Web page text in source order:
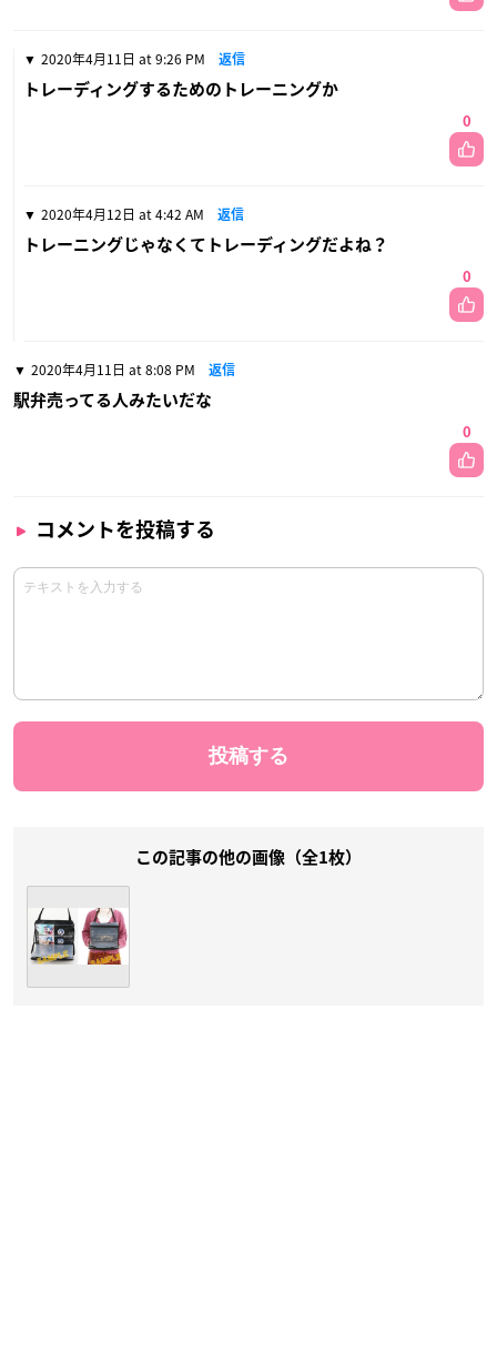
2020年4月11日 at 9:26 PM 返信
トレーディングするためのトレーニングか
0
2020年4月12日 at 4:42 AM 返信
トレーニングじゃなくてトレーディングだよね？
0
2020年4月11日 at 8:08 PM 返信
駅弁売ってる人みたいだな
0
コメントを投稿する
この記事の他の画像（全1枚）